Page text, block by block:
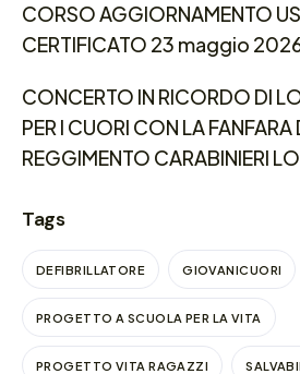
CORSO AGGIORNAMENTO
CERTIFICATO 23 maggio
CONCERTO IN RICORDO DI
PER I CUORI CON LA FANFARA
REGGIMENTO CARABINIERI
Tags
DEFIBRILLATORE GIOVANICUORI
PROGETTO A SCUOLA PER LA VITA
PROGETTO VITA RAGAZZI